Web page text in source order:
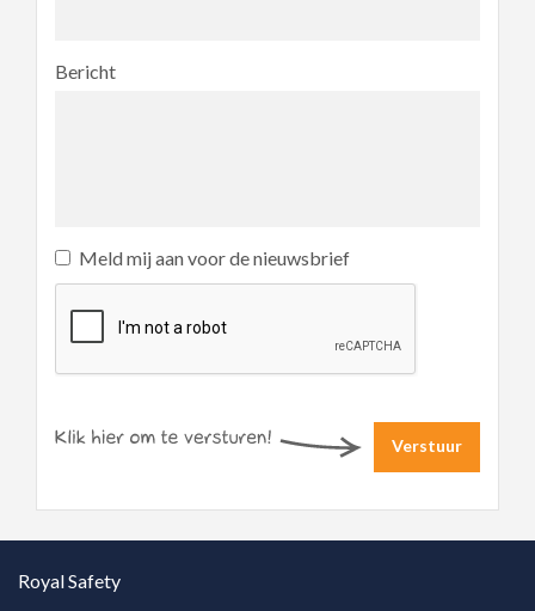
Bericht
Meld mij aan voor de nieuwsbrief
Verstuur
Royal Safety